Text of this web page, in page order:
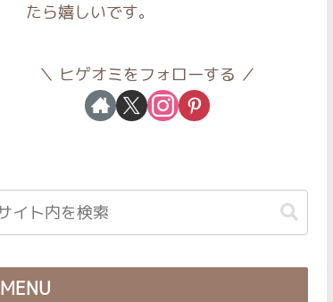
たら嬉しいです。
ヒゲオミをフォローする
MENU